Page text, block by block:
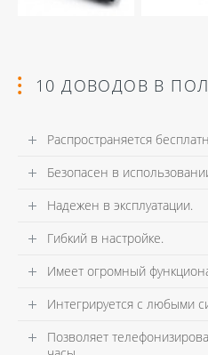
10 ДОВОДОВ В
Распространяется
Безопасен в
Надежен в эксплуатации.
Гибкий в настройке.
Имеет огромный
Интегрируется с любыми
Позволяет